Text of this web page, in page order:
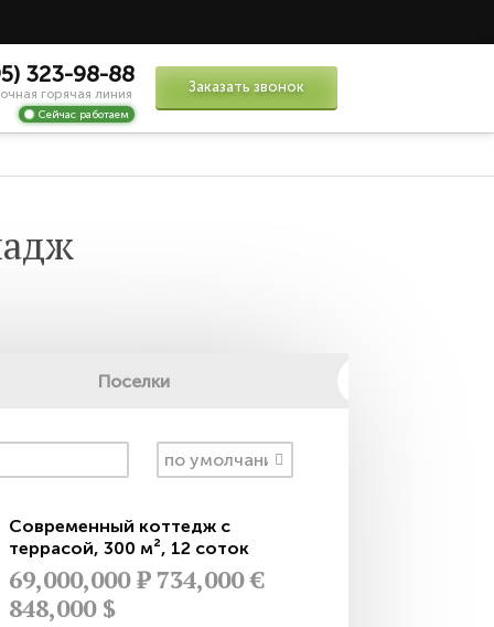
323-98-88
горячая линия
Сейчас работаем
Заказать звонок
Поселки
Современный коттедж с
террасой, 300 м², 12 соток
69,000,000Р 734,000 €
848,000 $